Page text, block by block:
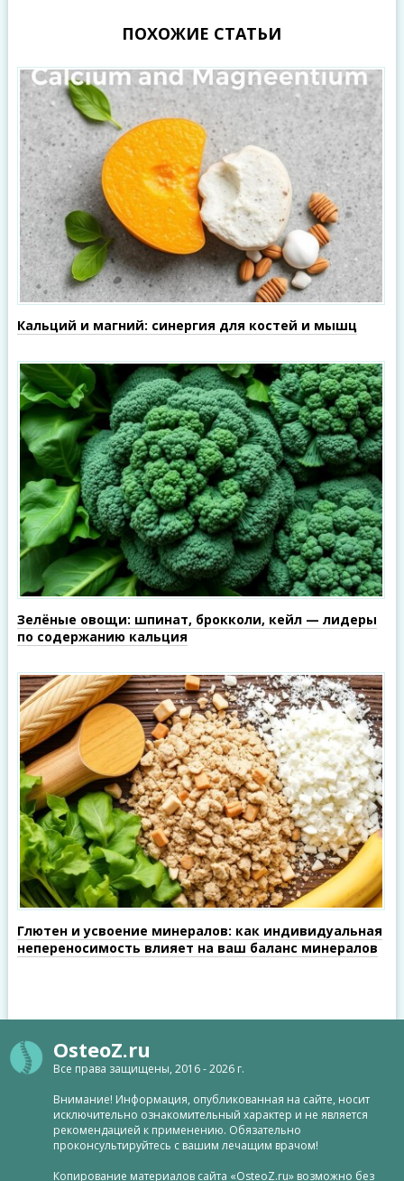
ПОХОЖИЕ СТАТЬИ
Кальций и магний: синергия для костей и мышц
Зелёные овощи: шпинат, брокколи, кейл — лидеры
по содержанию кальция
Глютен и усвоение минералов: как индивидуальная
непереносимость влияет на ваш баланс минералов
OsteoZ.ru
Все права защищены, 2016 - 2026 г.
Внимание! Информация, опубликованная на сайте, носит
исключительно ознакомительный характер и не является
рекомендацией к применению. Обязательно
проконсультируйтесь с вашим лечащим врачом!
Копирование материалов сайта «OsteoZ.ru» возможно без